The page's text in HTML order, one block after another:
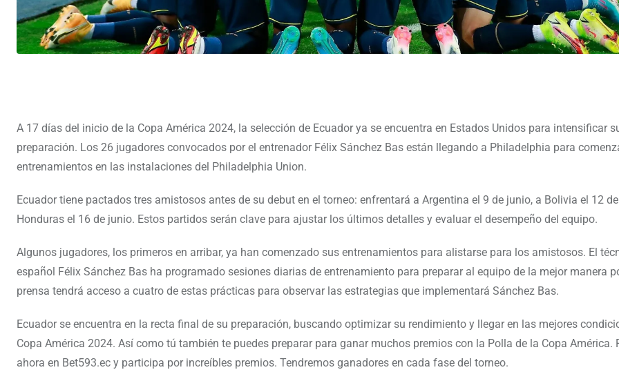
A 17 días del inicio de la Copa América 2024, la selección de Ecuador ya se encuentra en Estados Unidos para intensificar
preparación. Los 26 jugadores convocados por el entrenador Félix Sánchez Bas están llegando a Philadelphia para
entrenamientos en las instalaciones del Philadelphia Union.
Ecuador tiene pactados tres amistosos antes de su debut en el torneo: enfrentará a Argentina el 9 de junio, a Bolivia el 12
Honduras el 16 de junio. Estos partidos serán clave para ajustar los últimos detalles y evaluar el desempeño del equipo.
Algunos jugadores, los primeros en arribar, ya han comenzado sus entrenamientos para alistarse para los amistosos. El
español Félix Sánchez Bas ha programado sesiones diarias de entrenamiento para preparar al equipo de la mejor manera
prensa tendrá acceso a cuatro de estas prácticas para observar las estrategias que implementará Sánchez Bas.
Ecuador se encuentra en la recta final de su preparación, buscando optimizar su rendimiento y llegar en las mejores
Copa América 2024. Así como tú también te puedes preparar para ganar muchos premios con la Polla de la Copa América.
ahora en Bet593.ec y participa por increíbles premios. Tendremos ganadores en cada fase del torneo.